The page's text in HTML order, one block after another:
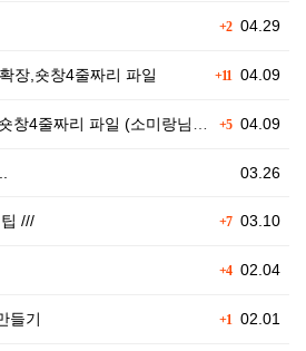
+204.29
+11 04.09
장,숏창4줄짜리 파일
+504.09
4줄짜리 파일 (소미랑님 올려…
03.26
+703.10
///
+402.04
+1 02.01
들기